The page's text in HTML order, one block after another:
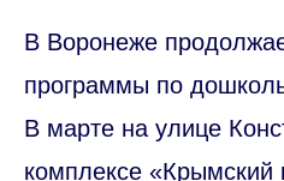
В Воронеже
программы по
В марте на улице
комплексе «Крымский